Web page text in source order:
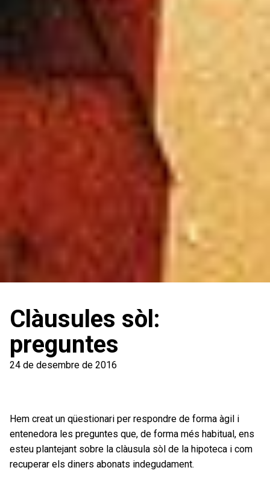
Clàusules sòl:
preguntes
24 de desembre de 2016
Hem creat un qüestionari per respondre de forma àgil i
entenedora les preguntes que, de forma més habitual, ens
esteu plantejant sobre la clàusula sòl de la hipoteca i com
recuperar els diners abonats indegudament.